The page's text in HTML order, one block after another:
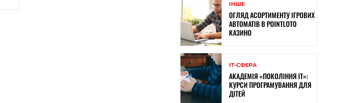
ІНШЕ
ОГЛЯД АСОРТИМЕНТУ ІГРОВИХ
АВТОМАТІВ В POINTLOTO
КАЗИНО
ІТ-СФЕРА
АКАДЕМІЯ «ПОКОЛІННЯ ІТ»:
КУРСИ ПРОГРАМУВАННЯ ДЛЯ
ДІТЕЙ